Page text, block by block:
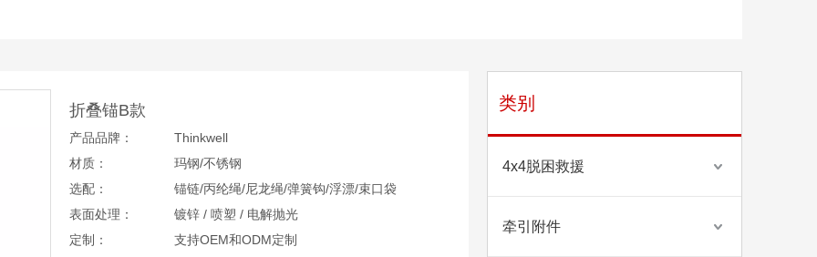
折叠锚B款
产品品牌：
Thinkwell
材质：
玛钢/不锈钢
选配：
锚链/丙纶绳/尼龙绳/弹簧钩/浮漂/束口袋
表面处理：
镀锌 / 喷塑 / 电解抛光
定制：
支持OEM和ODM定制
类别
4x4脱困救援
牵引附件